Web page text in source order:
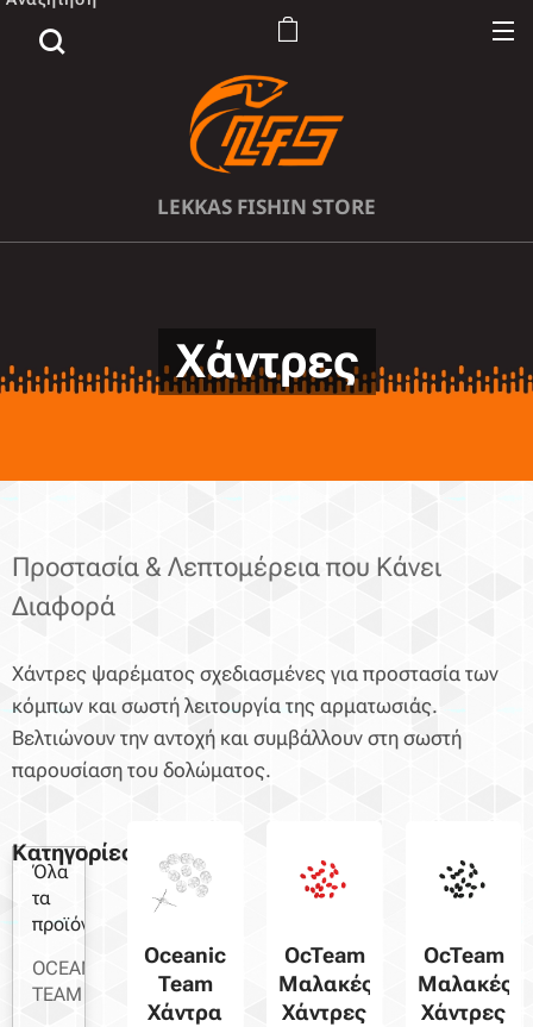
LEKKAS FISHIN STORE
Χάντρες
Προστασία & Λεπτομέρεια που Κάνει
Διαφορά
Χάντρες ψαρέματος σχεδιασμένες για προστασία των
κόμπων και σωστή λειτουργία της αρματωσιάς.
Βελτιώνουν την αντοχή και συμβάλλουν στη σωστή
παρουσίαση του δολώματος.
Κατηγορίες
Όλα
τα
προϊόντα
OCEANIC
TEAM
Oceanic
Team
Χάντρα
OcTeam
Μαλακές
Χάντρες
OcTeam
Μαλακές
Χάντρες